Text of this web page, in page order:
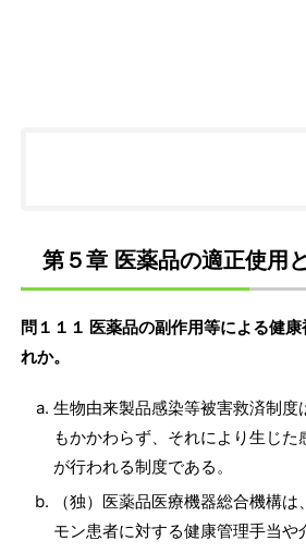
第５章 医薬品の適正使用
問１１１ 医薬品の副作用等による健
れか。
生物由来製品感染等被害救済制
もかかわらず、それにより生じ
が行われる制度である。
（独）医薬品医療機器総合機構
モン患者に対する健康管理手当や